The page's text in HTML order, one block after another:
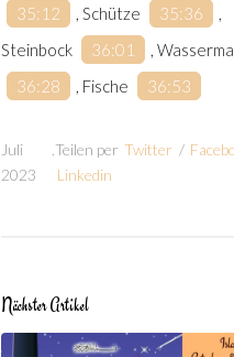
35:12
, Schütze 35:36
,
Steinbock
36:01
,
36:28
, Fische 36:53
Juli
2023
Teilen per Twitter /
Linkedin
Nächster Artikel